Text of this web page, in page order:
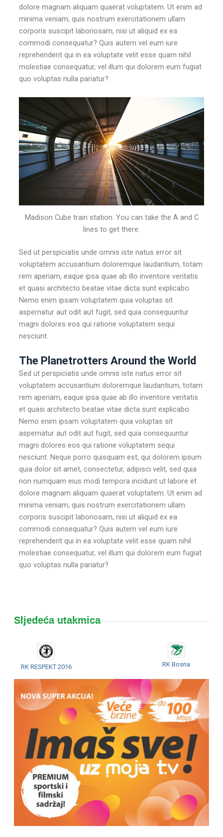
dolore magnam aliquam quaerat voluptatem. Ut enim ad
minima veniam, quis nostrum exercitationem ullam
corporis suscipit laboriosam, nisi ut aliquid ex ea
commodi consequatur? Quis autem vel eum iure
reprehenderit qui in ea voluptate velit esse quam nihil
molestiae consequatur, vel illum qui dolorem eum fugiat
quo voluptas nulla pariatur?
Madison Cube train station. You can take the A and C
lines to get there.
Sed ut perspiciatis unde omnis iste natus error sit
voluptatem accusantium doloremque laudantium, totam
rem aperiam, eaque ipsa quae ab illo inventore veritatis
et quasi architecto beatae vitae dicta sunt explicabo.
Nemo enim ipsam voluptatem quia voluptas sit
aspernatur aut odit aut fugit, sed quia consequuntur
magni dolores eos qui ratione voluptatem sequi
nesciunt.
The Planetrotters Around the World
Sed ut perspiciatis unde omnis iste natus error sit
voluptatem accusantium doloremque laudantium, totam
rem aperiam, eaque ipsa quae ab illo inventore veritatis
et quasi architecto beatae vitae dicta sunt explicabo.
Nemo enim ipsam voluptatem quia voluptas sit
aspernatur aut odit aut fugit, sed quia consequuntur
magni dolores eos qui ratione voluptatem sequi
nesciunt. Neque porro quisquam est, qui dolorem ipsum
quia dolor sit amet, consectetur, adipisci velit, sed quia
non numquam eius modi tempora incidunt ut labore et
dolore magnam aliquam quaerat voluptatem. Ut enim ad
minima veniam, quis nostrum exercitationem ullam
corporis suscipit laboriosam, nisi ut aliquid ex ea
commodi consequatur? Quis autem vel eum iure
reprehenderit qui in ea voluptate velit esse quam nihil
molestiae consequatur, vel illum qui dolorem eum fugiat
quo voluptas nulla pariatur?
Sljedeća utakmica
RK RESPEKT 2016 RK Bosna